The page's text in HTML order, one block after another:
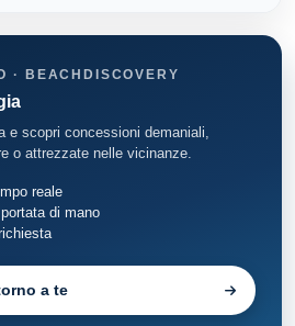
· BEACHDISCOVERY
e scopri concessioni demaniali,
o attrezzate nelle vicinanze.
reale
di mano
a te